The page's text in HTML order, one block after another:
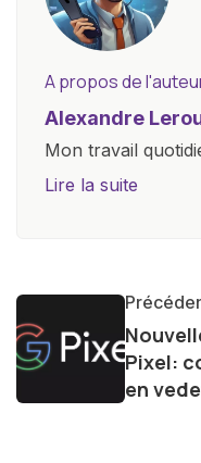
A propos de
Alexandre
Mon travail
nouveaux
informations
les
dans le paysage
évolution.
Lire la suite
Pixel:
en